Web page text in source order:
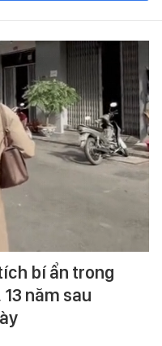
bí ẩn trong
năm sau